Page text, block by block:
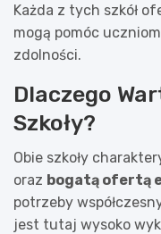
Każda z tych szkół
mogą pomóc
zdolności.
Dlaczego
Szkoły?
Obie szkoły
oraz bogatą ofertą
potrzeby
jest tutaj wysoko